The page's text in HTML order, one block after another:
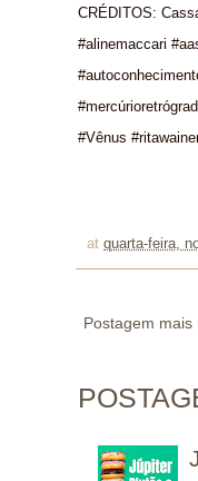
CRÉDITOS:
#alinemaccari
#Vênus
at quarta-feira,
Postagem mais